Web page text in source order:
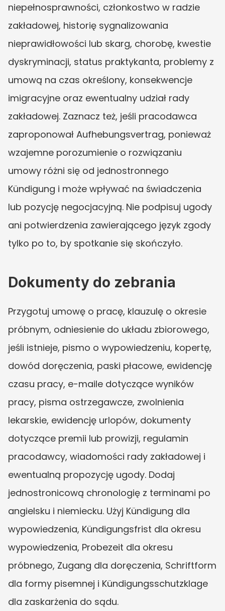
niepełnosprawności, członkostwo w radzie
zakładowej, historię sygnalizowania
nieprawidłowości lub skarg, chorobę, kwestie
dyskryminacji, status praktykanta, problemy z
umową na czas określony, konsekwencje
imigracyjne oraz ewentualny udział rady
zakładowej. Zaznacz też, jeśli pracodawca
zaproponował Aufhebungsvertrag, ponieważ
wzajemne porozumienie o rozwiązaniu
umowy różni się od jednostronnego
Kündigung i może wpływać na świadczenia
lub pozycję negocjacyjną. Nie podpisuj ugody
ani potwierdzenia zawierającego język zgody
tylko po to, by spotkanie się skończyło.
Dokumenty do zebrania
Przygotuj umowę o pracę, klauzulę o okresie
próbnym, odniesienie do układu zbiorowego,
jeśli istnieje, pismo o wypowiedzeniu, kopertę,
dowód doręczenia, paski płacowe, ewidencję
czasu pracy, e-maile dotyczące wyników
pracy, pisma ostrzegawcze, zwolnienia
lekarskie, ewidencję urlopów, dokumenty
dotyczące premii lub prowizji, regulamin
pracodawcy, wiadomości rady zakładowej i
ewentualną propozycję ugody. Dodaj
jednostronicową chronologię z terminami po
angielsku i niemiecku. Użyj Kündigung dla
wypowiedzenia, Kündigungsfrist dla okresu
wypowiedzenia, Probezeit dla okresu
próbnego, Zugang dla doręczenia, Schriftform
dla formy pisemnej i Kündigungsschutzklage
dla zaskarżenia do sądu.